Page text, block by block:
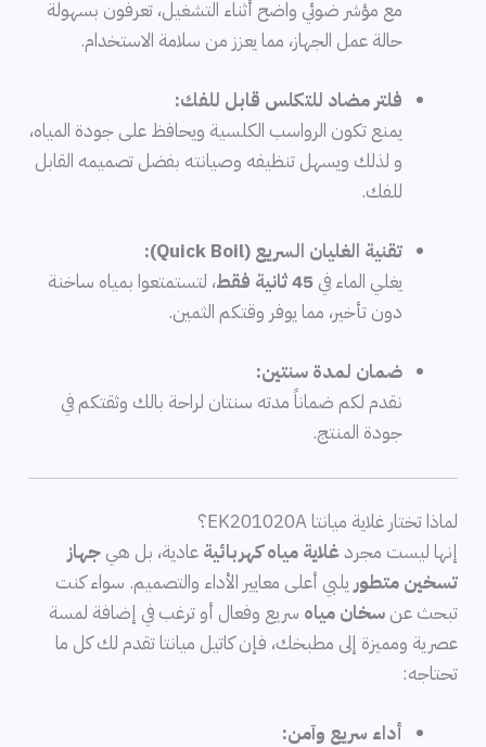
مع مؤشر ضوئي واضح أثناء التشغيل، تعرفون بسهولة
حالة عمل الجهاز، مما يعزز من سلامة الاستخدام.
فلتر مضاد للتكلس قابل للفك:
يمنع تكون الرواسب الكلسية ويحافظ على جودة المياه،
و لذلك ويسهل تنظيفه وصيانته بفضل تصميمه القابل
للفك.
تقنية الغليان السريع (Quick Boil):
يغلي الماء في45 ثانية فقط
، لتستمتعوا بمياه ساخنة
دون تأخير، مما يوفر وقتكم الثمين.
ضمان لمدة سنتين:
نقدم لكم ضماناً مدته سنتان لراحة بالك وثقتكم في
جودة المنتج.
لماذا تختار غلاية ميانتا EK201020A؟
إنها ليست مجردغلاية مياه كهربائية عادية، بل هيجهاز
تسخين متطور يلبي أعلى معايير الأداء والتصميم. سواء كنت
تبحث عنسخان مياه سريع وفعال أو ترغب في إضافة لمسة
عصرية ومميزة إلى مطبخك، فإن كاتيل ميانتا تقدم لك كل ما
تحتاجه:
أداء سريع وآمن: